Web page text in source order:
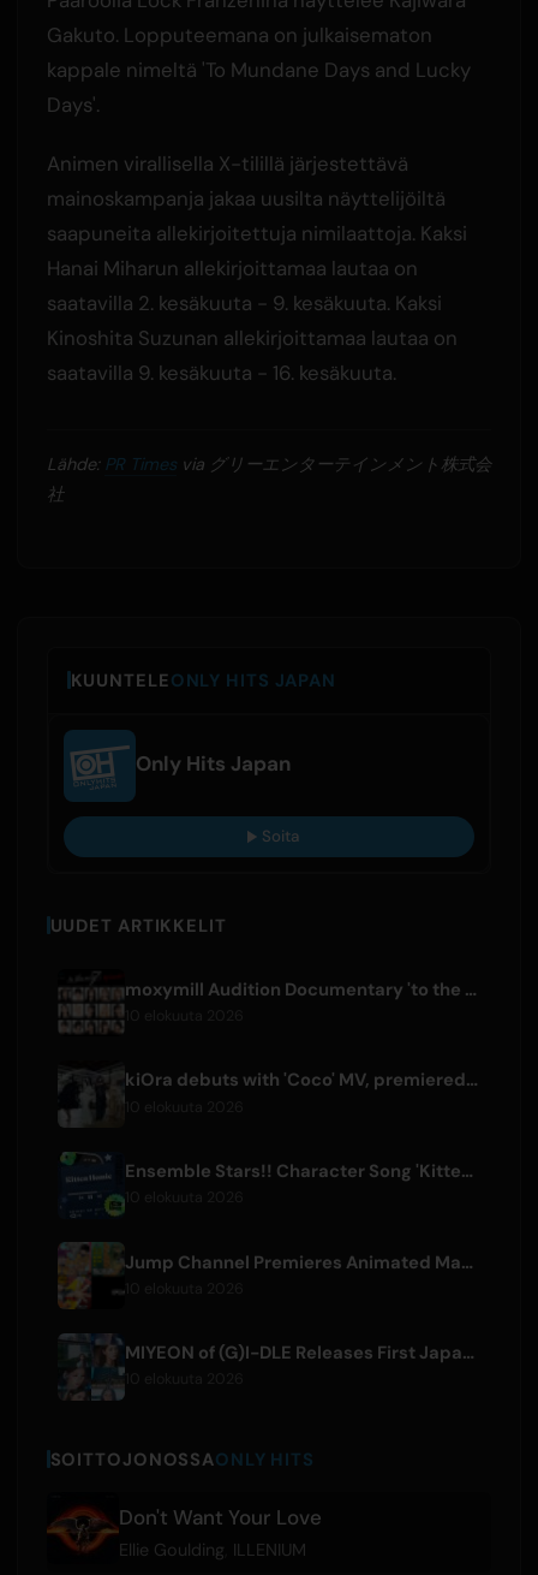
Gakuto. Lopputeemana on julkaisematon
kappale nimeltä 'To Mundane Days and Lucky
Days'.
Animen virallisella X-tilillä järjestettävä
mainoskampanja jakaa uusilta näyttelijöiltä
saapuneita allekirjoitettuja nimilaattoja. Kaksi
Hanai Miharun allekirjoittamaa lautaa on
saatavilla 2. kesäkuuta - 9. kesäkuuta. Kaksi
Kinoshita Suzunan allekirjoittamaa lautaa on
saatavilla 9. kesäkuuta - 16. kesäkuuta.
Lähde: PR Timesvia グリーエンターテインメント株式会
社
KUUNTELEONLY HITS JAPAN
Only Hits Japan
Soita
UUDET ARTIKKELIT
moxymill Audition Documentary 'to the nex7' Episode 1 Released
kiOra debuts with 'Coco' MV, premiered at HEAD IN THE CLOUDS LA
Ensemble Stars!! Character Song 'Kitten Homie' by Ritsu Sakuma Releases Worldwide
Jump Channel Premieres Animated Manga for Three New Shonen Jump Series
MIYEON of (G)I-DLE Releases First Japanese Solo Single 'RUN AWAY'
SOITTOJONOSSAONLY HITS
Don't Want Your Love
Ellie Goulding ILLENIUM